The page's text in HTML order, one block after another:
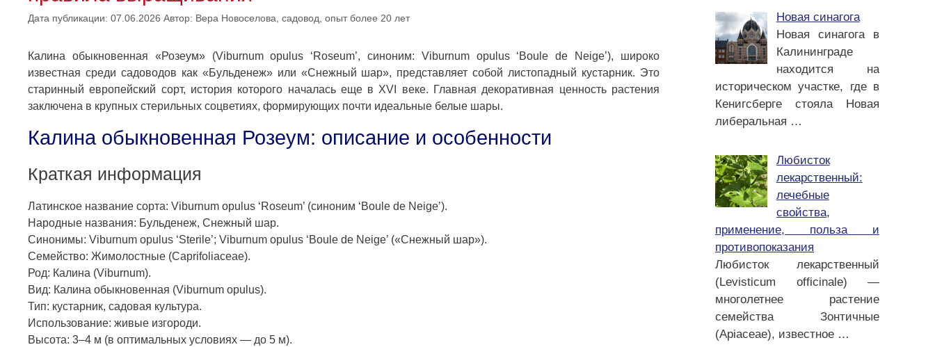
Дата публикации: 07.06.2026 Автор: Вера Новоселова, садовод, опыт более 20 лет
Калина обыкновенная «Розеум» (Viburnum opulus ‘Roseum’, синоним: Viburnum opulus ‘Boule de Neige’), широко
известная среди садоводов как «Бульденеж» или «Снежный шар», представляет собой листопадный кустарник. Это
старинный европейский сорт, история которого началась еще в XVI веке. Главная декоративная ценность растения
заключена в крупных стерильных соцветиях, формирующих почти идеальные белые шары.
Калина обыкновенная Розеум: описание и особенности
Краткая информация
Латинское название сорта: Viburnum opulus ‘Roseum’ (синоним ‘Boule de Neige’).
Народные названия: Бульденеж, Снежный шар.
Синонимы: Viburnum opulus ‘Sterile’; Viburnum opulus ‘Boule de Neige’ («Снежный шар»).
Семейство: Жимолостные (Caprifoliaceae).
Род: Калина (Viburnum).
Вид: Калина обыкновенная (Viburnum opulus).
Тип: кустарник, садовая культура.
Использование: живые изгороди.
Высота: 3–4 м (в оптимальных условиях — до 5 м).
Новая синагога
Новая синагога в
Калининграде
находится на
историческом участке, где в
Кенигсберге стояла Новая
либеральная …
Любисток
лекарственный:
лечебные
свойства,
применение, польза и
противопоказания
Любисток лекарственный
(Levisticum officinale) —
многолетнее растение
семейства Зонтичные
(Apiaceae), известное …